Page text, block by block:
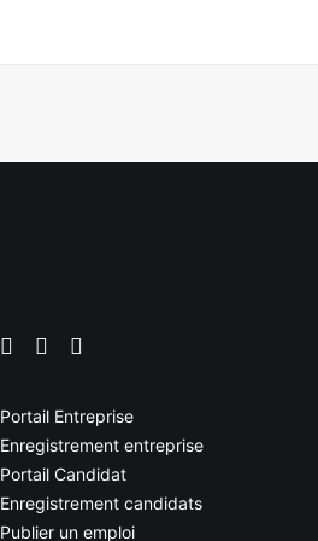
Portail Entreprise
Enregistrement entreprise
Portail Candidat
Enregistrement candidats
Publier un emploi